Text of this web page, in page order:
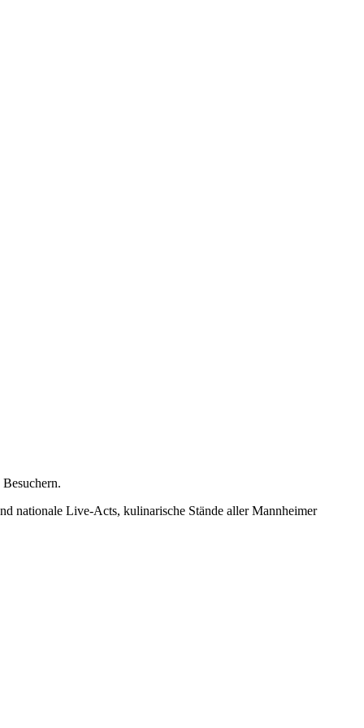
nationale Live-Acts, kulinarische Stände aller Mannheimer